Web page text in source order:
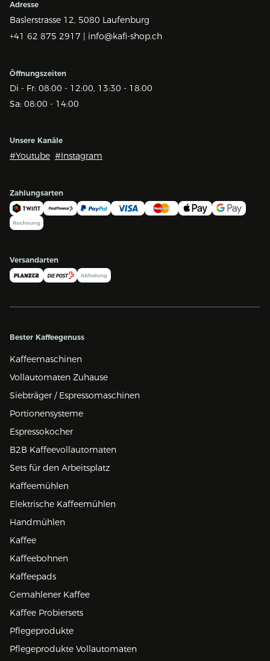
Adresse
Baslerstrasse 12, 5080 Laufenburg
+41 62 875 2917 |
info@kafi-shop.ch
Öffnungszeiten
Di - Fr: 08:00 - 12:00, 13:30 - 18:00
Sa: 08:00 - 14:00
Unsere Kanäle
#Youtube #Instagram
Zahlungsarten
Versandarten
Bester Kaffeegenuss
Kaffeemaschinen
Vollautomaten Zuhause
Siebträger / Espressomaschinen
Portionensysteme
Espressokocher
B2B Kaffeevollautomaten
Sets für den Arbeitsplatz
Kaffeemühlen
Elektrische Kaffeemühlen
Handmühlen
Kaffee
Kaffeebohnen
Kaffeepads
Gemahlener Kaffee
Kaffee Probiersets
Pflegeprodukte
Pflegeprodukte Vollautomaten